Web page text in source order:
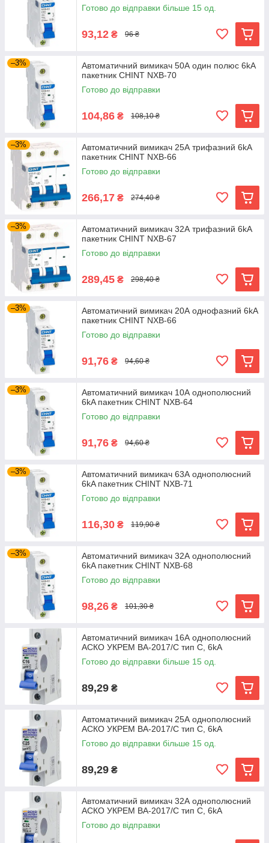
Готово до відправки більше 15 од.
93,12 ₴ 96 ₴
–3%
Автоматичний вимикач 50А один полюс 6kA
пакетник CHINT NXB-70
Готово до відправки
104,86 ₴ 108,10 ₴
–3%
Автоматичний вимикач 25А трифазний 6kA
пакетник CHINT NXB-66
Готово до відправки
266,17 ₴ 274,40 ₴
–3%
Автоматичний вимикач 32А трифазний 6kA
пакетник CHINT NXB-67
Готово до відправки
289,45 ₴ 298,40 ₴
–3%
Автоматичний вимикач 20А однофазний 6kA
пакетник CHINT NXB-66
Готово до відправки
91,76 ₴ 94,60 ₴
–3%
Автоматичний вимикач 10А однополюсний
6kA пакетник CHINT NXB-64
Готово до відправки
91,76 ₴ 94,60 ₴
–3%
Автоматичний вимикач 63А однополюсний
6kA пакетник CHINT NXB-71
Готово до відправки
116,30 ₴ 119,90 ₴
–3%
Автоматичний вимикач 32А однополюсний
6kA пакетник CHINT NXB-68
Готово до відправки
98,26 ₴ 101,30 ₴
Автоматичний вимикач 16А однополюсний
АСКО УКРЕМ ВА-2017/С тип C, 6kA
Готово до відправки більше 15 од.
89,29 ₴
Автоматичний вимикач 25А однополюсний
АСКО УКРЕМ ВА-2017/С тип C, 6kA
Готово до відправки більше 15 од.
89,29 ₴
Автоматичний вимикач 32А однополюсний
АСКО УКРЕМ ВА-2017/С тип C, 6kA
Готово до відправки